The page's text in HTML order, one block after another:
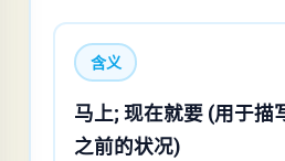
含义
马上; 现在就要 (用于描
之前的状况)